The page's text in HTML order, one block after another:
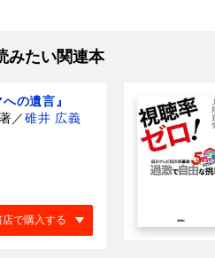
みたい関連本
への遺言』
著／碓井 広義
店で購入する